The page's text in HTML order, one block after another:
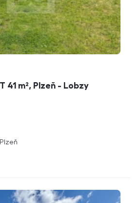
41 m², Plzeň - Lobzy